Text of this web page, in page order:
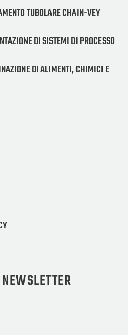
TUBOLARE CHAIN-VEY
DI SISTEMI DI PROCESSO
DI ALIMENTI, CHIMICI E